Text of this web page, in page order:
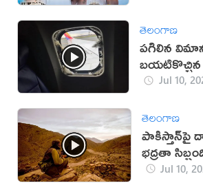
తెలంగాణ
పగిలిన
బయటికొచ్చిన
Jul 10,
తెలంగాణ
పాకిస్తాన్‌పై
భద్రతా
Jul 10,